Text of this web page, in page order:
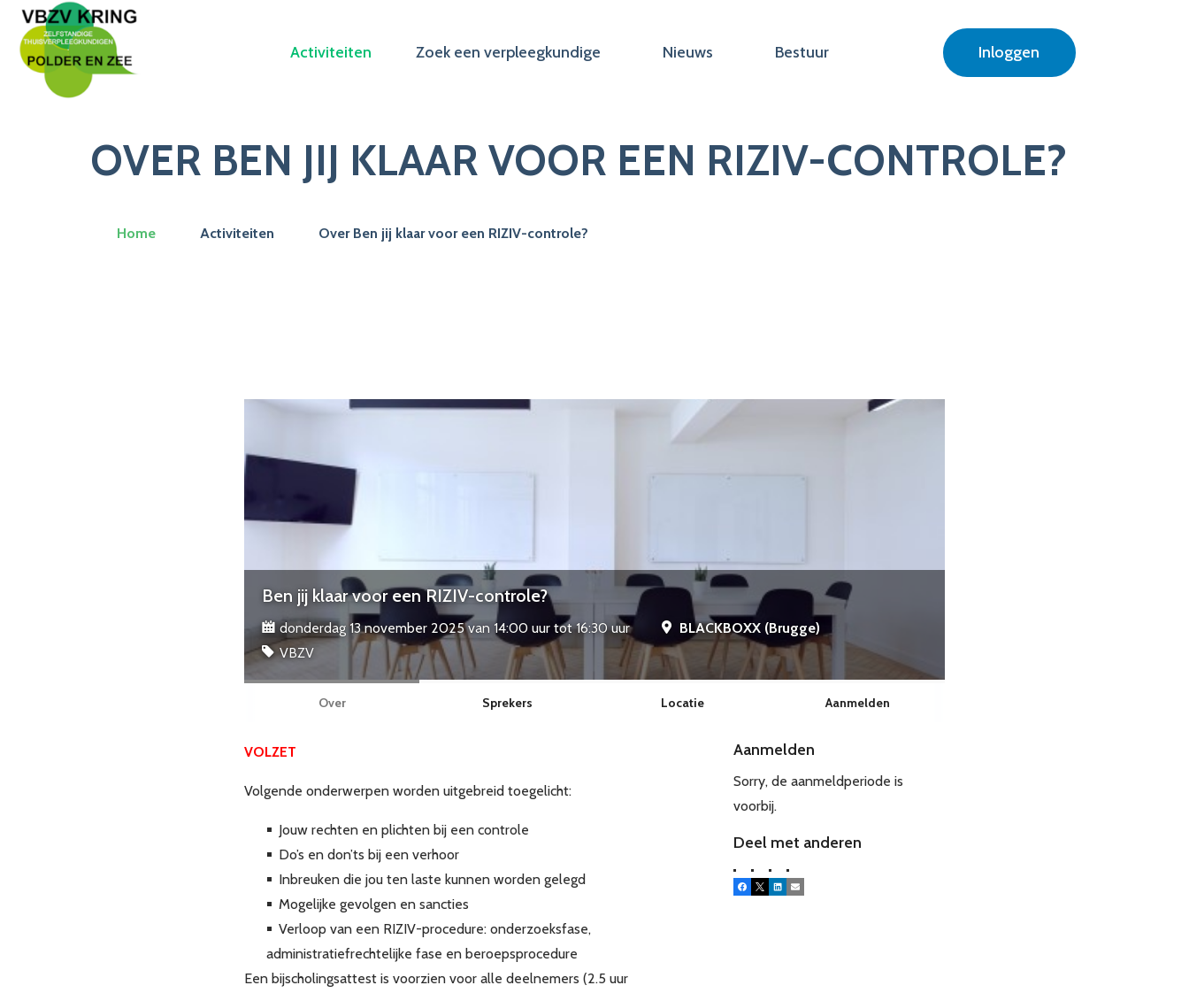
Activiteiten Zoek een verpleegkundige Nieuws Bestuur Inloggen
OVER BEN JIJ KLAAR VOOR EEN RIZIV-CONTROLE?
Home Activiteiten Over Ben jij klaar voor een RIZIV-controle?
Ben jij klaar voor een RIZIV-controle?
donderdag 13 november 2025 van 14:00 uur tot 16:30 uur
BLACKBOXX (Brugge)
VBZV
Over Sprekers Locatie Aanmelden
VOLZET
Volgende onderwerpen worden uitgebreid toegelicht:
Jouw rechten en plichten bij een controle
Do’s en don’ts bij een verhoor
Inbreuken die jou ten laste kunnen worden gelegd
Mogelijke gevolgen en sancties
Verloop van een RIZIV-procedure: onderzoeksfase,
administratiefrechtelijke fase en beroepsprocedure
Een bijscholingsattest is voorzien voor alle deelnemers (2.5 uur
Aanmelden
Sorry, de aanmeldperiode is
voorbij.
Deel met anderen
Facebook
X LinkedInE-mail